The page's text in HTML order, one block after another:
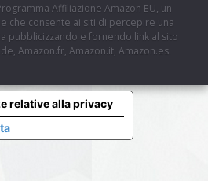
Affiliazione Amazon EU, un
che consente ai siti di percepire una
pubblicizzando e fornendo link al sito
Amazon.fr, Amazon.it, Amazon.es.
relative alla privacy